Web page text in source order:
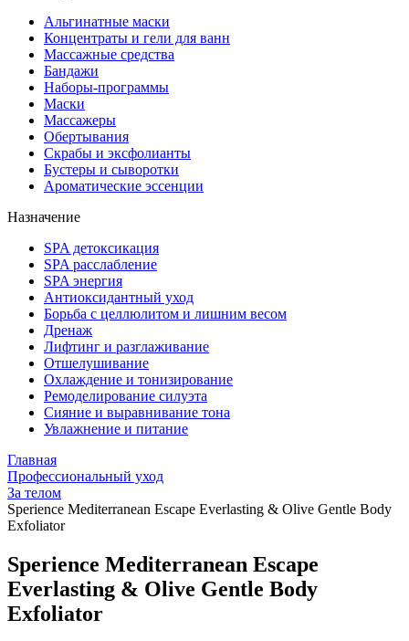
Альгинатные маски
Концентраты и гели для ванн
Массажные средства
Бандажи
Наборы-программы
Маски
Массажеры
Обертывания
Скрабы и эксфолианты
Бустеры и сыворотки
Ароматические эссенции
Назначение
SPA детоксикация
SPA расслабление
SPA энергия
Антиоксидантный уход
Борьба с целлюлитом и лишним весом
Дренаж
Лифтинг и разглаживание
Отшелушивание
Охлаждение и тонизирование
Ремоделирование силуэта
Сияние и выравнивание тона
Увлажнение и питание
Главная
Профессиональный уход
За телом
Sperience Mediterranean Escape Everlasting & Olive Gentle Body
Exfoliator
Sperience Mediterranean Escape
Everlasting & Olive Gentle Body
Exfoliator